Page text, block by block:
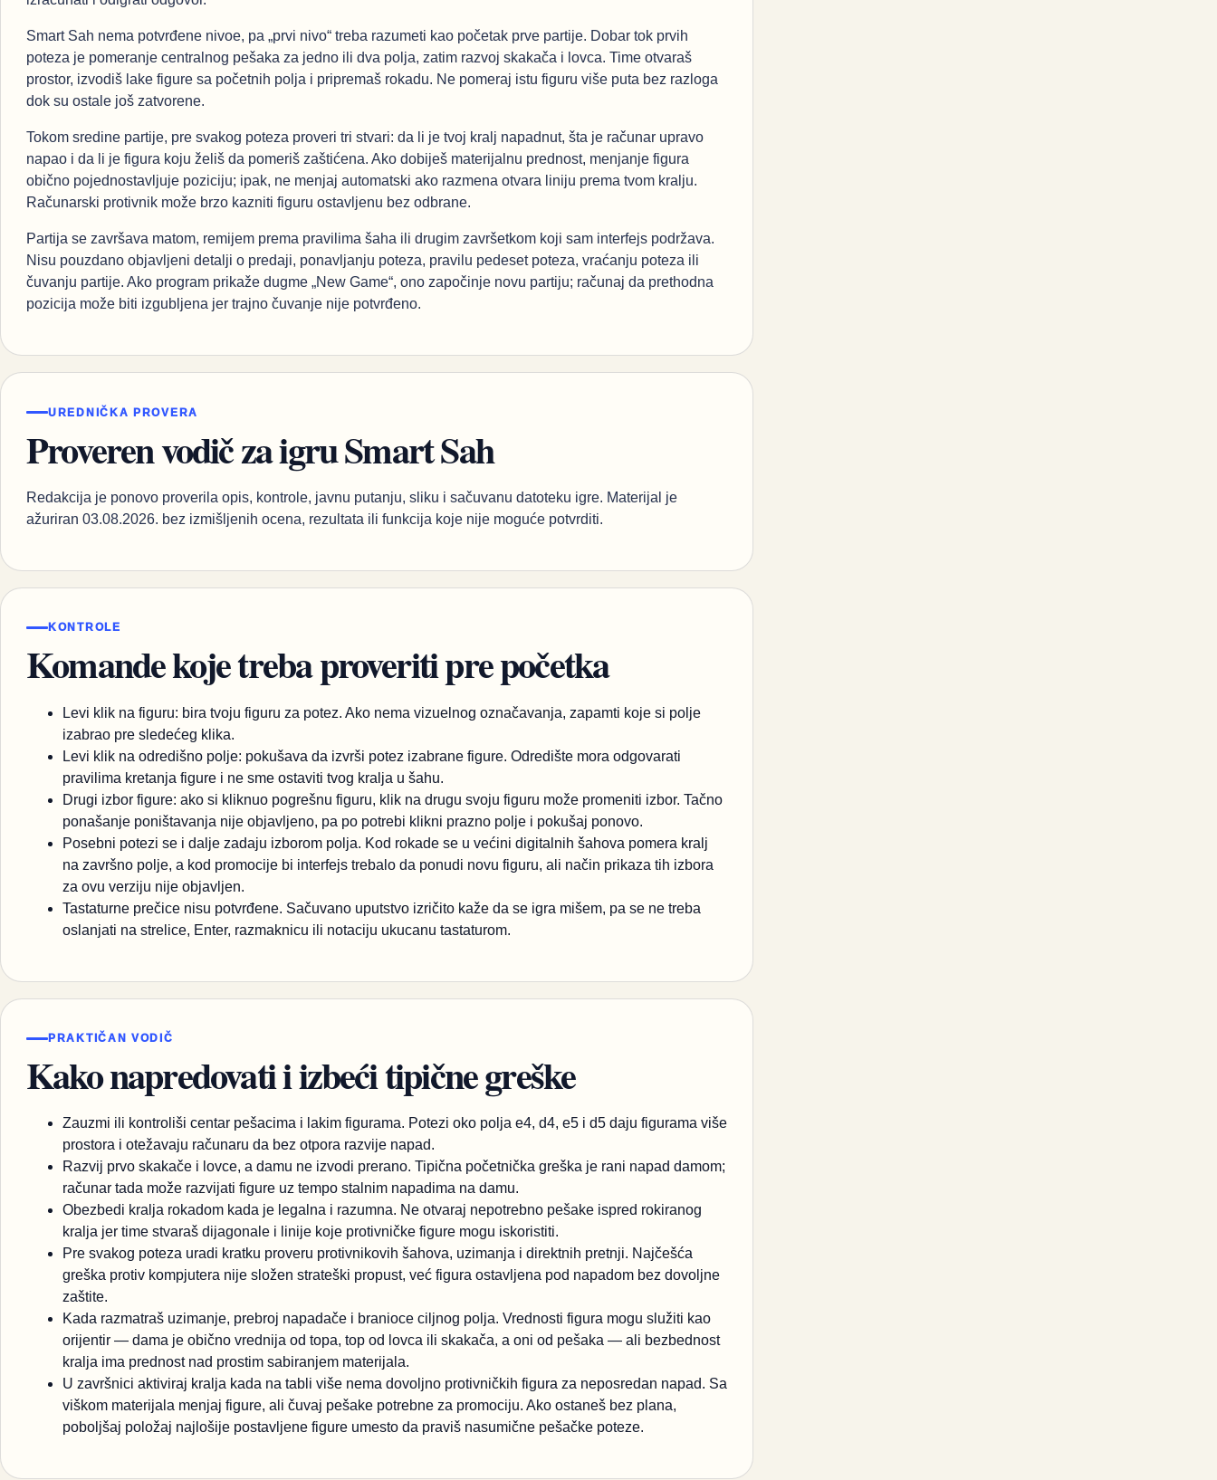
Smart Sah nema potvrđene nivoe, pa „prvi nivo“ treba razumeti kao početak prve partije. Dobar tok prvih
poteza je pomeranje centralnog pešaka za jedno ili dva polja, zatim razvoj skakača i lovca. Time otvaraš
prostor, izvodiš lake figure sa početnih polja i pripremaš rokadu. Ne pomeraj istu figuru više puta bez razloga
dok su ostale još zatvorene.
Tokom sredine partije, pre svakog poteza proveri tri stvari: da li je tvoj kralj napadnut, šta je računar upravo
napao i da li je figura koju želiš da pomeriš zaštićena. Ako dobiješ materijalnu prednost, menjanje figura
obično pojednostavljuje poziciju; ipak, ne menjaj automatski ako razmena otvara liniju prema tvom kralju.
Računarski protivnik može brzo kazniti figuru ostavljenu bez odbrane.
Partija se završava matom, remijem prema pravilima šaha ili drugim završetkom koji sam interfejs podržava.
Nisu pouzdano objavljeni detalji o predaji, ponavljanju poteza, pravilu pedeset poteza, vraćanju poteza ili
čuvanju partije. Ako program prikaže dugme „New Game“, ono započinje novu partiju; računaj da prethodna
pozicija može biti izgubljena jer trajno čuvanje nije potvrđeno.
UREDNIČKA PROVERA
Proveren vodič za igru Smart Sah
Redakcija je ponovo proverila opis, kontrole, javnu putanju, sliku i sačuvanu datoteku igre. Materijal je
ažuriran 03.08.2026. bez izmišljenih ocena, rezultata ili funkcija koje nije moguće potvrditi.
KONTROLE
Komande koje treba proveriti pre početka
Levi klik na figuru: bira tvoju figuru za potez. Ako nema vizuelnog označavanja, zapamti koje si polje
izabrao pre sledećeg klika.
Levi klik na odredišno polje: pokušava da izvrši potez izabrane figure. Odredište mora odgovarati
pravilima kretanja figure i ne sme ostaviti tvog kralja u šahu.
Drugi izbor figure: ako si kliknuo pogrešnu figuru, klik na drugu svoju figuru može promeniti izbor. Tačno
ponašanje poništavanja nije objavljeno, pa po potrebi klikni prazno polje i pokušaj ponovo.
Posebni potezi se i dalje zadaju izborom polja. Kod rokade se u većini digitalnih šahova pomera kralj
na završno polje, a kod promocije bi interfejs trebalo da ponudi novu figuru, ali način prikaza tih izbora
za ovu verziju nije objavljen.
Tastaturne prečice nisu potvrđene. Sačuvano uputstvo izričito kaže da se igra mišem, pa se ne treba
oslanjati na strelice, Enter, razmaknicu ili notaciju ukucanu tastaturom.
PRAKTIČAN VODIČ
Kako napredovati i izbeći tipične greške
Zauzmi ili kontroliši centar pešacima i lakim figurama. Potezi oko polja e4, d4, e5 i d5 daju figurama više
prostora i otežavaju računaru da bez otpora razvije napad.
Razvij prvo skakače i lovce, a damu ne izvodi prerano. Tipična početnička greška je rani napad damom;
računar tada može razvijati figure uz tempo stalnim napadima na damu.
Obezbedi kralja rokadom kada je legalna i razumna. Ne otvaraj nepotrebno pešake ispred rokiranog
kralja jer time stvaraš dijagonale i linije koje protivničke figure mogu iskoristiti.
Pre svakog poteza uradi kratku proveru protivnikovih šahova, uzimanja i direktnih pretnji. Najčešća
greška protiv kompjutera nije složen strateški propust, već figura ostavljena pod napadom bez dovoljne
zaštite.
Kada razmatraš uzimanje, prebroj napadače i branioce ciljnog polja. Vrednosti figura mogu služiti kao
orijentir — dama je obično vrednija od topa, top od lovca ili skakača, a oni od pešaka — ali bezbednost
kralja ima prednost nad prostim sabiranjem materijala.
U završnici aktiviraj kralja kada na tabli više nema dovoljno protivničkih figura za neposredan napad. Sa
viškom materijala menjaj figure, ali čuvaj pešake potrebne za promociju. Ako ostaneš bez plana,
poboljšaj položaj najlošije postavljene figure umesto da praviš nasumične pešačke poteze.